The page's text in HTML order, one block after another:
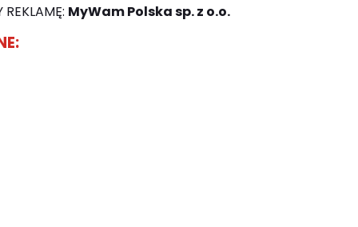
MyWam Polska sp. z o.o.